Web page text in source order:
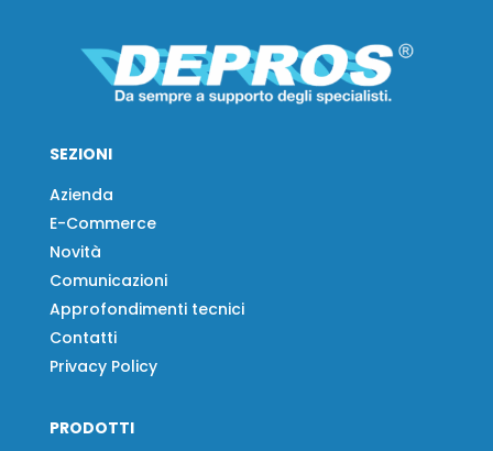
SEZIONI
Azienda
E-Commerce
Novità
Comunicazioni
Approfondimenti tecnici
Contatti
Privacy Policy
PRODOTTI